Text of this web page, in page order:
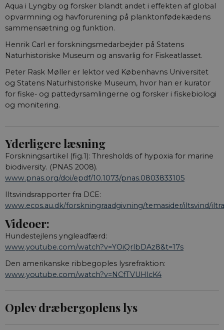
Aqua i Lyngby og forsker blandt andet i effekten af global
opvarmning og havforurening på planktonfødekædens
sammensætning og funktion.
Henrik Carl er forskningsmedarbejder på Statens
Naturhistoriske Museum og ansvarlig for Fiskeatlasset.
Peter Rask Møller er lektor ved Københavns Universitet
og Statens Naturhistoriske Museum, hvor han er kurator
for fiske- og pattedyrsamlingerne og forsker i fiskebiologi
og monitering.
Yderligere læsning
Forskningsartikel (fig.1): Thresholds of hypoxia for marine
biodiversity. (PNAS 2008).
www.pnas.org/doi/epdf/10.1073/pnas.0803833105
Iltsvindsrapporter fra DCE:
www.ecos.au.dk/forskningraadgivning/temasider/iltsvind/
Videoer:
Hundestejlens yngleadfærd:
www.youtube.com/watch?v=YOiQrlbDAz8&t=17s
Den amerikanske ribbegoples lysrefraktion:
www.youtube.com/watch?v=NCfTVUHlcK4
Oplev dræbergoplens lys